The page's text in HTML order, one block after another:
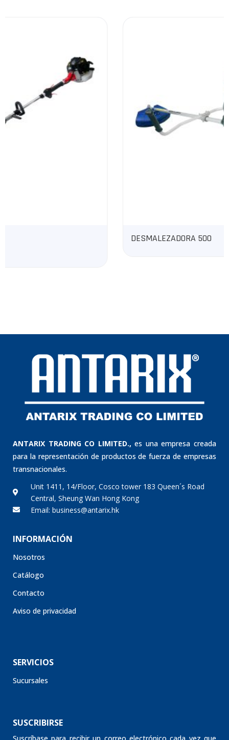
para la representación de productos de fuerza de empresas
transnacionales.
Unit 1411, 14/Floor, Cosco tower 183 Queen´s Road
Central, Sheung Wan Hong Kong
Email: business@antarix.hk
INFORMACIÓN
SERVICIOS
SUSCRIBIRSE